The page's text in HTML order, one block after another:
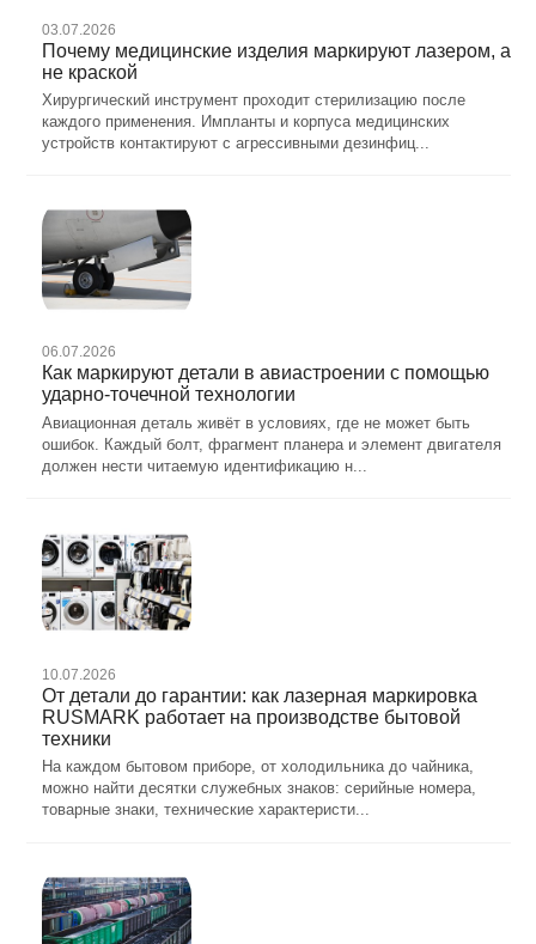
03.07.2026
Почему медицинские изделия маркируют лазером, а
не краской
Хирургический инструмент проходит стерилизацию после
каждого применения. Импланты и корпуса медицинских
устройств контактируют с агрессивными дезинфиц...
06.07.2026
Как маркируют детали в авиастроении с помощью
ударно-точечной технологии
Авиационная деталь живёт в условиях, где не может быть
ошибок. Каждый болт, фрагмент планера и элемент двигателя
должен нести читаемую идентификацию н...
10.07.2026
От детали до гарантии: как лазерная маркировка
RUSMARK работает на производстве бытовой
техники
На каждом бытовом приборе, от холодильника до чайника,
можно найти десятки служебных знаков: серийные номера,
товарные знаки, технические характеристи...